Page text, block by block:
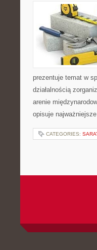
prezentuje temat w
działalnością
arenie
opisuje
CATEGORIES: